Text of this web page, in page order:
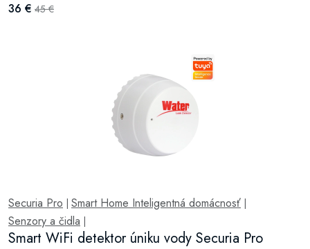
36 € 45 €
Securia Pro Smart Home Inteligentná domácnosť
Senzory a čidla
Smart WiFi detektor úniku vody Securia Pro